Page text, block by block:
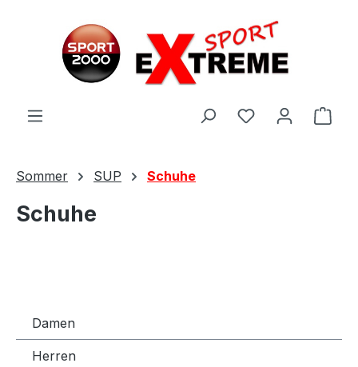
Sommer SUP Schuhe
Schuhe
Damen
Herren